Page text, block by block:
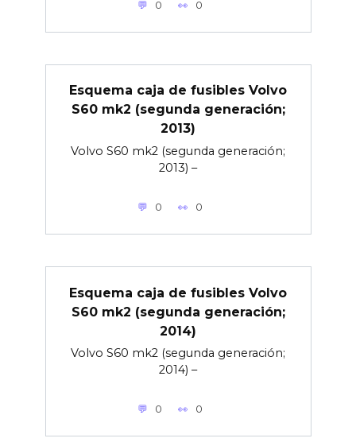
0 0
Esquema caja de fusibles Volvo
S60 mk2 (segunda generación;
2013)
Volvo S60 mk2 (segunda generación;
2013) –
0 0
Esquema caja de fusibles Volvo
S60 mk2 (segunda generación;
2014)
Volvo S60 mk2 (segunda generación;
2014) –
0 0